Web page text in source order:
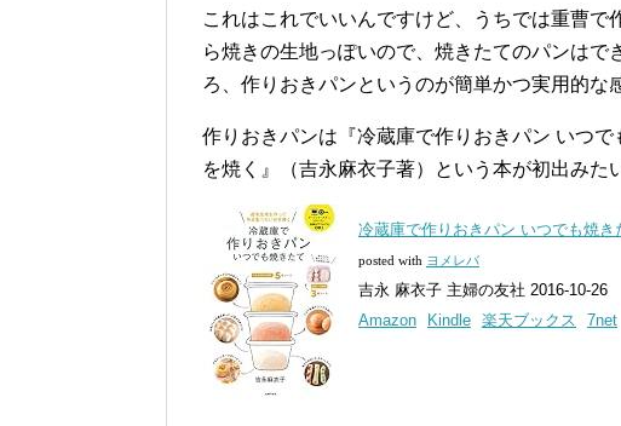
これはこれでいいんですけど、うちでは重曹
ら焼きの生地っぽいので、焼きたてのパンはで
ろ、作りおきパンというのが簡単かつ実用的な
作りおきパンは『冷蔵庫で作りおきパン いつ
を焼く』（吉永麻衣子著）という本が初出みた
冷蔵庫で作りおきパン いつでも焼
posted with ヨメレバ
吉永 麻衣子 主婦の友社 2016-10-26
Amazon
Kindle 楽天ブックス 7net